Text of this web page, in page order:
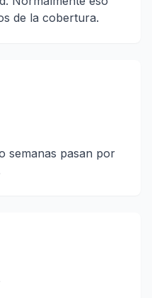
de la cobertura.
semanas pasan por